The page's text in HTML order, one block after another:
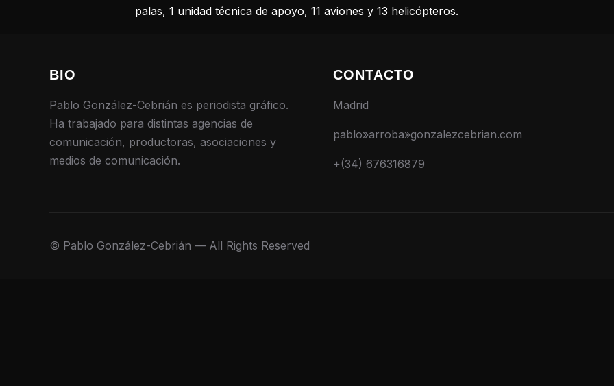
palas, 1 unidad técnica de apoyo, 11 aviones y 13 helicópteros.
BIO
Pablo González-Cebrián es periodista gráfico.
Ha trabajado para distintas agencias de
comunicación, productoras, asociaciones y
medios de comunicación.
CONTACTO
Madrid
pablo»arroba»gonzalezcebrian.com
+(34) 676316879
© Pablo González-Cebrián — All Rights Reserved